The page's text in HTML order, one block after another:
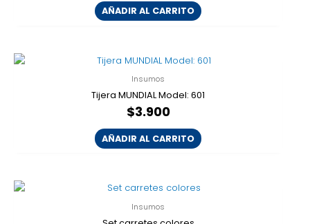
AÑADIR AL CARRITO
Insumos
Tijera MUNDIAL Model: 601
$3.900
AÑADIR AL CARRITO
Insumos